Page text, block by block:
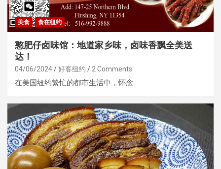
美食 食在纽约
憨肥仔卤味馆：地道家乡味，卤味香飘全美送
达！
04/06/2024 好客纽约 2 Comments
在美国纽约繁忙的都市生活中，怀念…